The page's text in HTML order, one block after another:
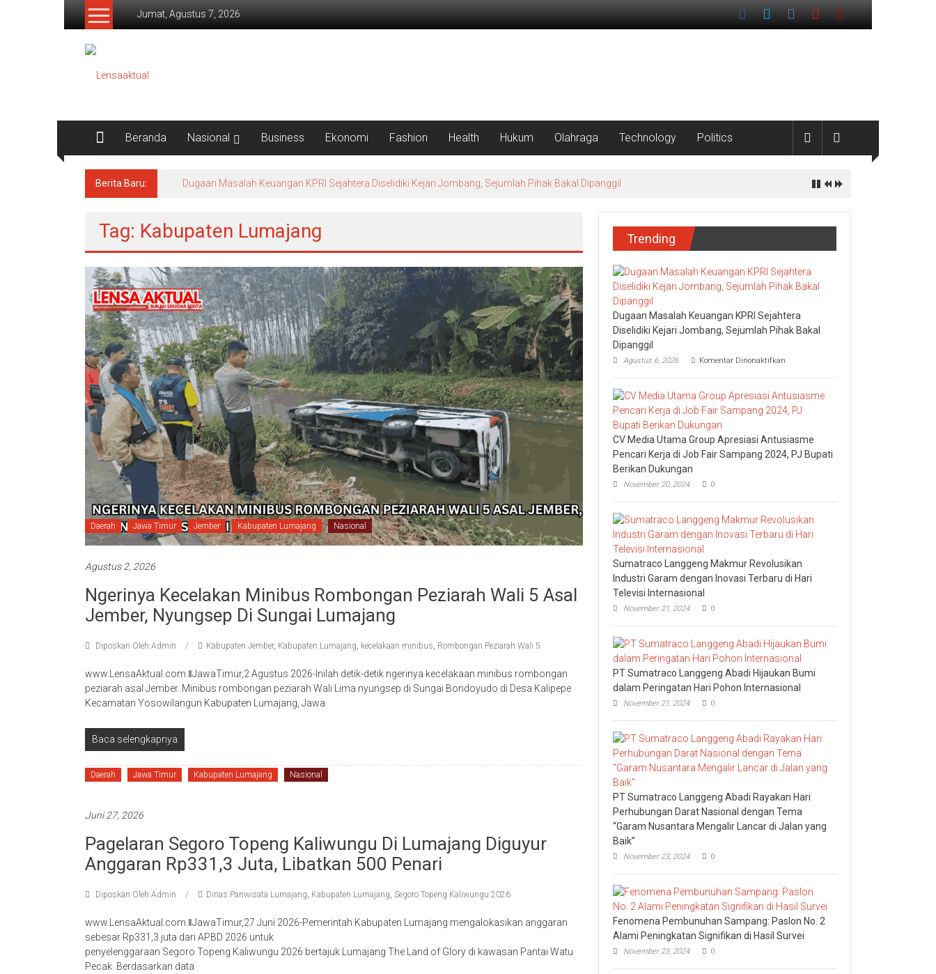
Lompat
Jumat, Agustus 7, 2026
Lensaaktual
Beranda Nasional Business Ekonomi Fashion Health Hukum Olahraga Technology Politics
Berita Baru: Dugaan Masalah Keuangan KPRI Sejahtera Diselidiki Kejari Jombang, Sejumlah Pihak Bakal Dipanggil
Tag: Kabupaten Lumajang
Daerah Jawa Timur Jember Kabupaten Lumajang Nasional
Agustus 2, 2026
Ngerinya Kecelakan Minibus Rombongan Peziarah Wali 5 Asal
Jember, Nyungsep Di Sungai Lumajang
Diposkan Oleh:Admin Kabupaten Jember, Kabupaten Lumajang, kecelakaan minibus, Rombongan Peziarah Wali 5
www.LensaAktual.com.ǁJawaTimur,2 Agustus 2026-Inilah detik-detik ngerinya kecelakaan minibus rombongan
peziarah asal Jember. Minibus rombongan peziarah Wali Lima nyungsep di Sungai Bondoyudo di Desa Kalipepe
Kecamatan Yosowilangun Kabupaten Lumajang, Jawa
Baca selengkapnya
Daerah Jawa Timur Kabupaten Lumajang Nasional
Juni 27, 2026
Pagelaran Segoro Topeng Kaliwungu Di Lumajang Diguyur
Anggaran Rp331,3 Juta, Libatkan 500 Penari
Diposkan Oleh:Admin Dinas Pariwisata Lumajang, Kabupaten Lumajang, Segoro Topeng Kaliwungu 2026
www.LensaAktual.com.ǁJawaTimur,27 Juni 2026-Pemerintah Kabupaten Lumajang mengalokasikan anggaran
sebesar Rp331,3 juta dari APBD 2026 untuk
penyelenggaraan Segoro Topeng Kaliwungu 2026 bertajuk Lumajang The Land of Glory di kawasan Pantai Watu
Pecak. Berdasarkan data
Trending
Dugaan Masalah Keuangan KPRI Sejahtera
Diselidiki Kejari Jombang, Sejumlah Pihak Bakal
Dipanggil
Agustus 6, 2026 Komentar Dinonaktifkan
Masalah
Keuangan
KPRI
Sejahtera
Kejari
Sejumlah
CV Media Utama Group Apresiasi Antusiasme
Pencari Kerja di Job Fair Sampang 2024, PJ Bupati
Berikan Dukungan
November 20, 2024 0
Sumatraco Langgeng Makmur Revolusikan
Industri Garam dengan Inovasi Terbaru di Hari
Televisi Internasional
November 21, 2024 0
PT Sumatraco Langgeng Abadi Hijaukan Bumi
dalam Peringatan Hari Pohon Internasional
November 21, 2024 0
PT Sumatraco Langgeng Abadi Rayakan Hari
Perhubungan Darat Nasional dengan Tema
“Garam Nusantara Mengalir Lancar di Jalan yang
Baik”
November 23, 2024 0
Fenomena Pembunuhan Sampang: Paslon No. 2
Alami Peningkatan Signifikan di Hasil Survei
November 23, 2024 0